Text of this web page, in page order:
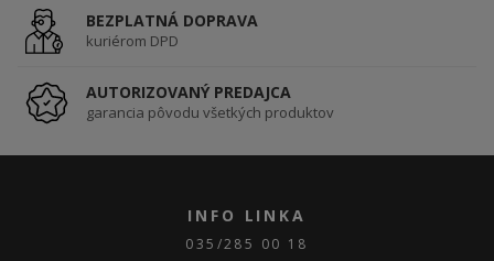
BEZPLATNÁ DOPRAVA
kuriérom DPD
AUTORIZOVANÝ PREDAJCA
garancia pôvodu všetkých produktov
INFO LINKA
035/285 00 18